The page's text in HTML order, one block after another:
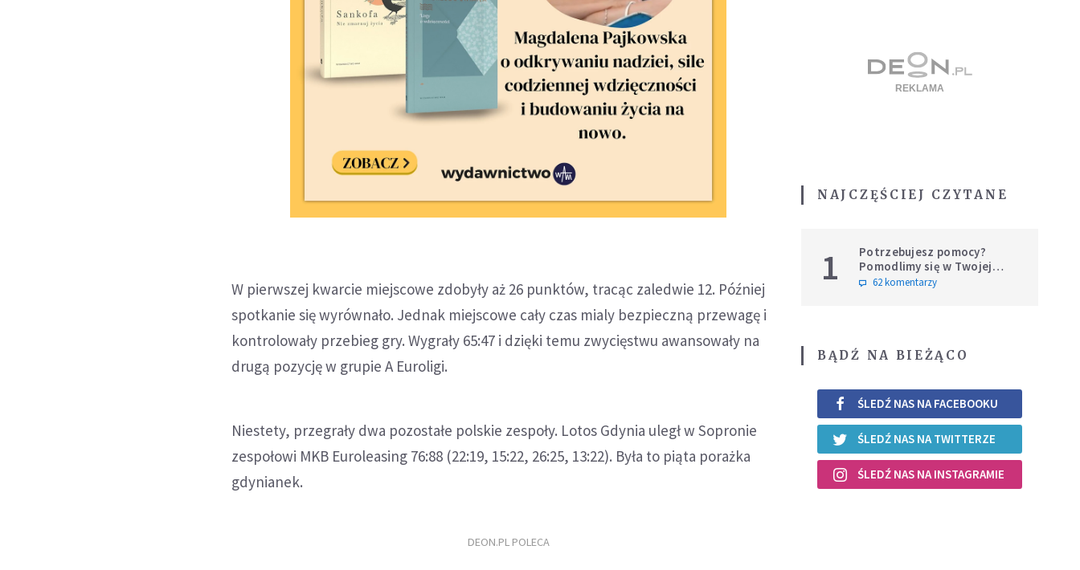
W pierwszej kwarcie miejscowe zdobyły aż 26 punktów, tracąc zaledwie 12. Później
spotkanie się wyrównało. Jednak miejscowe cały czas mialy bezpieczną przewagę i
kontrolowały przebieg gry. Wygrały 65:47 i dzięki temu zwycięstwu awansowały na
drugą pozycję w grupie A Euroligi.
Niestety, przegrały dwa pozostałe polskie zespoły. Lotos Gdynia uległ w Sopronie
zespołowi MKB Euroleasing 76:88 (22:19, 15:22, 26:25, 13:22). Była to piąta porażka
gdynianek.
DEON.PL POLECA
NAJCZĘŚCIEJ CZYTANE
1
Potrzebujesz pomocy?
Pomodlimy się w Twojej
intencji
62 komentarzy
BĄDŹ NA BIEŻĄCO
ŚLEDŹ NAS NA FACEBOOKU
ŚLEDŹ NAS NA TWITTERZE
ŚLEDŹ NAS NA INSTAGRAMIE